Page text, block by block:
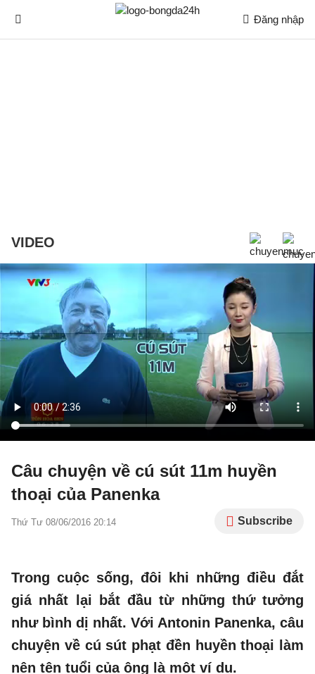
Đăng nhập
VIDEO
Câu chuyện về cú sút 11m huyền
thoại của Panenka
Thứ Tư 08/06/2016 20:14 Subscribe
Trong cuộc sống, đôi khi những điều đắt
giá nhất lại bắt đầu từ những thứ tưởng
như bình dị nhất. Với Antonin Panenka, câu
chuyện về cú sút phạt đền huyền thoại làm
nên tên tuổi của ông là một ví dụ.